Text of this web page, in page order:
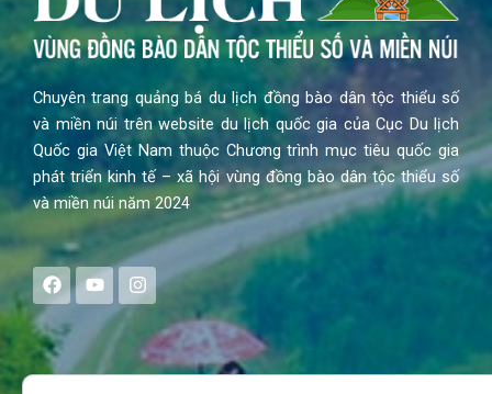
Chuyên trang quảng bá du lịch đồng bào dân tộc thiểu số
và miền núi trên website du lịch quốc gia của Cục Du lịch
Quốc gia Việt Nam thuộc Chương trình mục tiêu quốc gia
phát triển kinh tế – xã hội vùng đồng bào dân tộc thiểu số
và miền núi năm 2024
F
a
c
e
b
o
Y
o
u
t
u
b
I
n
s
a
g
Search